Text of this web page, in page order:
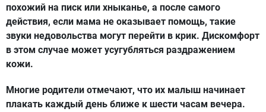
похожий на писк или хныканье, а после самого
действия, если мама не оказывает помощь, такие
звуки недовольства могут перейти в крик. Дискомфорт
в этом случае может усугубляться раздражением
кожи.
Многие родители отмечают, что их малыш начинает
плакать каждый день ближе к шести часам вечера.